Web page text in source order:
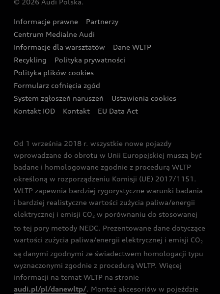
Wyszukaj najbliższego Partnera Audi
Oferta dla przedsiębiorców
Oferta dla klientów prywatnych
Kalkulator rat
Ubezpieczenie
Audi exclusive
Zasięg
Gwarancja
Akcje serwisowe Audi
Katalog online akcesoriów
Audi i Muzeum Sztuki Nowoczesnej w Warszawie
Audi driving experience
Audi quattro Cup
Audi i Puchar Świata w Skokach Narciarskich w
Zakopanem
© 2026 Audi Polska.
Informacje prawne
Partnerzy
Centrum Medialne Audi
Informacje dla warsztatów
Dane WLTP
Recykling
Polityka prywatności
Polityka plików cookies
Formularz cofnięcia zgód
System zgłoszeń naruszeń
Ustawienia cookies
Kontakt IOD
Kontakt EU Data Act
Od 1 września 2018 r. wszystkie nowe pojazdy
wprowadzane do obrotu w Unii Europejskiej muszą być
badane i homologowane zgodnie z procedurą WLTP
określoną w rozporządzeniu Komisji (UE) 2017/1151.
WLTP zapewnia bardziej rygorystyczne warunki badania
i bardziej realistyczne wartości zużycia paliwa/energii
elektrycznej i emisji CO2 w porównaniu do stosowanej
to tej pory metody NEDC. Prezentowane dane dotyczące
wartości zużycia paliwa/energii elektrycznej i emisji CO2
są danymi zgodnymi ze świadectwem homologacji typu
wyznaczonymi zgodnie z procedurą WLTP. Więcej
informacji na temat WLTP na stronie
audi.pl/pl/danewltp/. Montaż akcesoriów w pojeździe